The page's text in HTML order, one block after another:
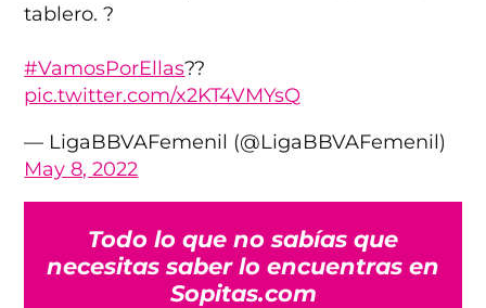
tablero. ?
#VamosPorEllas??
pic.twitter.com/x2KT4VMYsQ
— LigaBBVAFemenil (@LigaBBVAFemenil)
May 8, 2022
Todo lo que no sabías que
necesitas saber lo encuentras en
Sopitas.com